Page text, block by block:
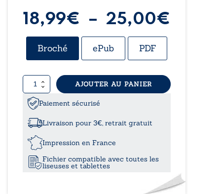
18,99€ – 25,00€
Broché ePub PDF
quantité
de
La
Sultane
de
AJOUTER AU PANIER
Paiement sécurisé
Livraison pour 3€, retrait gratuit
Impression en France
Fichier compatible avec toutes les
liseuses et tablettes